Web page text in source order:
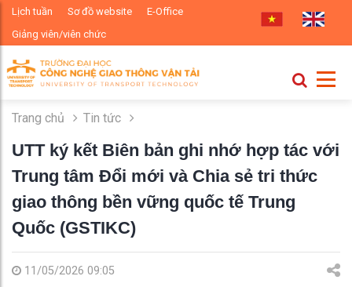
Lịch tuần Sơ đồ website
E-Office
Giảng viên/viên chức
Trang chủ Tin tức
UTT ký kết Biên bản ghi nhớ hợp tác với
Trung tâm Đổi mới và Chia sẻ tri thức
giao thông bền vững quốc tế Trung
Quốc (GSTIKC)
11/05/2026 09:05